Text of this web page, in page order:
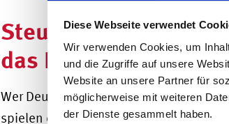
Diese Webseite verwendet
Wir verwenden Cookies, um
und die Zugriffe auf unsere
Website an unsere Partner für
möglicherweise mit weiteren
der Dienste gesammelt haben.
Steuern beim Umzug
das Finanzamt
Wer Deutschland verlässt, tut das
spielen dabei oft eine zentrale Rolle.